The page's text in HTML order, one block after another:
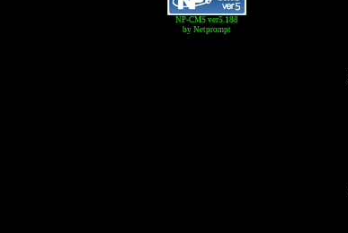
NP-CMS ver5.188
by Netprompt